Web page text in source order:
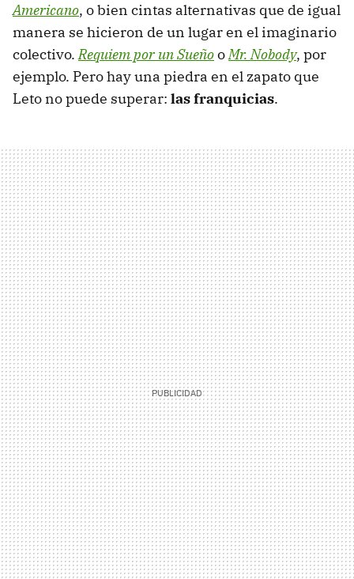
Americano, o bien cintas alternativas que de igual
manera se hicieron de un lugar en el imaginario
colectivo.Requiem por un SueñooMr. Nobody, por
ejemplo. Pero hay una piedra en el zapato que
Leto no puede superar: las franquicias.